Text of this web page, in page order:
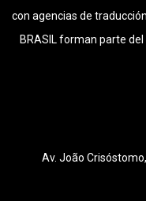
con agencias de traducción
BRASIL forman parte del
Av. João